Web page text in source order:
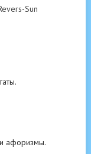
Sun
афоризмы.